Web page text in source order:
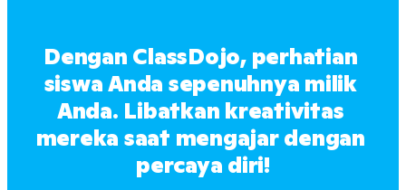
Dengan ClassDojo, perhatian
siswa Anda sepenuhnya milik
Anda. Libatkan kreativitas
mereka saat mengajar dengan
percaya diri!